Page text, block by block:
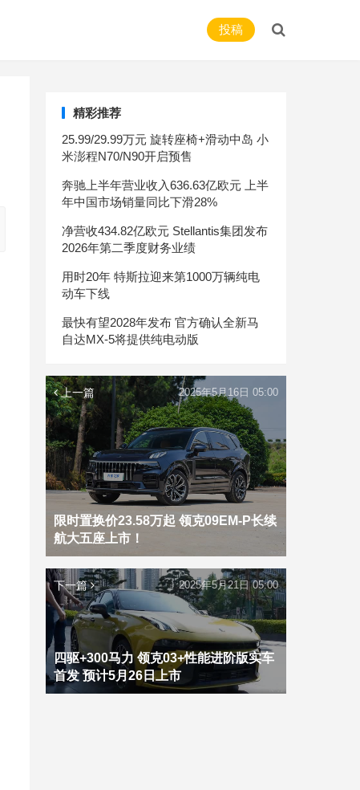
投稿
精彩推荐
25.99/29.99万元 旋转座椅+滑动中岛 小
米澎程N70/N90开启预售
奔驰上半年营业收入636.63亿欧元 上半
年中国市场销量同比下滑28%
净营收434.82亿欧元 Stellantis集团发布
2026年第二季度财务业绩
用时20年 特斯拉迎来第1000万辆纯电
动车下线
最快有望2028年发布 官方确认全新马
自达MX-5将提供纯电动版
上一篇
限时置换价23.58万起 领克09EM-P长续
航大五座上市！
2025年5月16日 05:00
下一篇
四驱+300马力 领克03+性能进阶版实车
首发 预计5月26日上市
2025年5月21日 05:00